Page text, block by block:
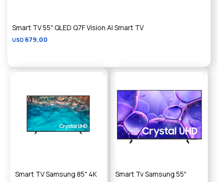
Smart TV 55" QLED Q7F Vision AI Smart TV
USD 679,00
Smart TV Samsung 85" 4K
Smart Tv Samsung 55"